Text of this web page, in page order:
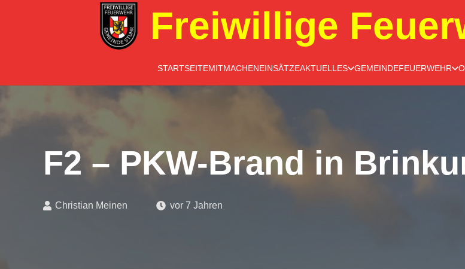
Freiwillige
STARTSEITEMITMACHENEINSÄTZEAKTUELLES GEMEINDEFEUERWEHR
F2 – PKW-Brand in
Christian Meinen vor 7 Jahren